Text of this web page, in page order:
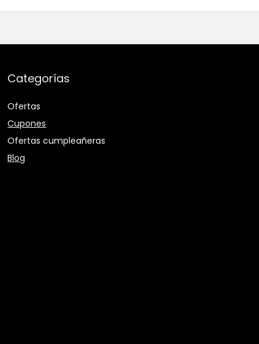
Categorías
Ofertas
Cupones
Ofertas cumpleañeras
Blog